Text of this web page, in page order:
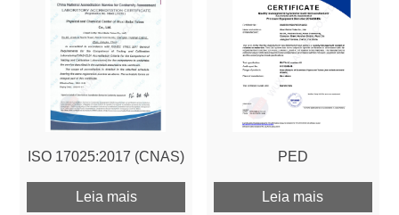
ISO 17025:2017 (CNAS)
Leia mais
PED
Leia mais